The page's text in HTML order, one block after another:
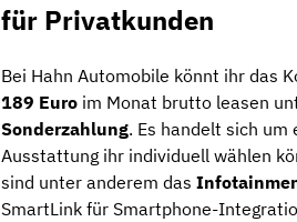
für Privatkunden
Bei Hahn Automobile könnt ihr das
189 Euro im Monat brutto leasen
Sonderzahlung. Es handelt sich um
Ausstattung ihr individuell wählen
sind unter anderem das
SmartLink für Smartphone-